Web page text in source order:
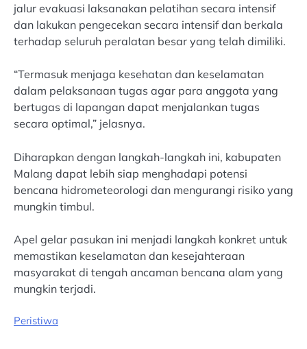
jalur evakuasi laksanakan pelatihan secara intensif
dan lakukan pengecekan secara intensif dan berkala
terhadap seluruh peralatan besar yang telah dimiliki.
“Termasuk menjaga kesehatan dan keselamatan
dalam pelaksanaan tugas agar para anggota yang
bertugas di lapangan dapat menjalankan tugas
secara optimal,” jelasnya.
Diharapkan dengan langkah-langkah ini, kabupaten
Malang dapat lebih siap menghadapi potensi
bencana hidrometeorologi dan mengurangi risiko yang
mungkin timbul.
Apel gelar pasukan ini menjadi langkah konkret untuk
memastikan keselamatan dan kesejahteraan
masyarakat di tengah ancaman bencana alam yang
mungkin terjadi.
Peristiwa